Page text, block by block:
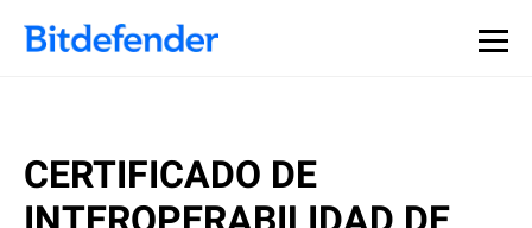
CERTIFICADO DE